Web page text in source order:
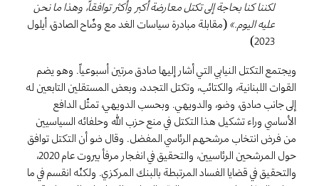
لكننا كنا بحاجة إلى تكتل معارضة أكبر وأكثر توافقاً، وهذا ما نحن
عليه اليوم.»(مقابلة مبادرة سياسات الغد مع وضّاح الصادق، أيلول
2023)
ويجتمع التكتل النيابي التي أشار إليها صادق مرتين أسبوعياً. وهو يضم
القوات اللبنانية، والكتائب، وتكتل التجدد، وبعض المستقلين التابعين له
إلى جانب صادق، وضو، والدويهي. وبحسب الدويهي، تمثّل الدافع
الأساسي وراء تشكيل هذا التكتل في منع حزب الله وحلفائه السياسيين
من فرض انتخاب مرشحهم الرئاسي المفضل. وقال ضو أن التكتل توافق
حول المرشحين الرئاسيين، والتحقيق في انفجار مرفأ بيروت عام 2020،
والتحقيق في قضايا الفساد المرتبطة بالبنك المركزي. ولكنّه انقسم في ما